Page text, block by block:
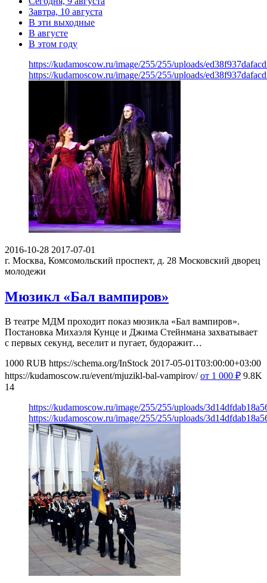
Завтра, 10 августа
В эти выходные
В августе
В этом году
https://kudamoscow.ru/image/255/255/uploads/
https://kudamoscow.ru/image/255/255/uploads/
2016-10-28 2017-07-01
г. Москва, Комсомольский проспект, д. 28 Московский дворец
молодежи
Мюзикл «Бал вампиров»
В театре МДМ проходит показ мюзикла «Бал вампиров».
Постановка Михаэля Кунце и Джима Стейнмана захватывает
с первых секунд, веселит и пугает, будоражит…
1000 RUB https://schema.org/InStock 2017-05-01T03:00:00+03:00
https://kudamoscow.ru/event/mjuzikl-bal-vampirov/ от 1 000 ₽ 9.8K
14
https://kudamoscow.ru/image/255/255/uploads/
https://kudamoscow.ru/image/255/255/uploads/